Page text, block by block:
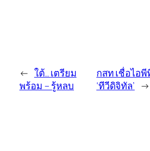
← ใต้.. เตรียม
พร้อม – รู้หลบ
กสท เชื่อไอ
‘ทีวีดิจิทัล’ →